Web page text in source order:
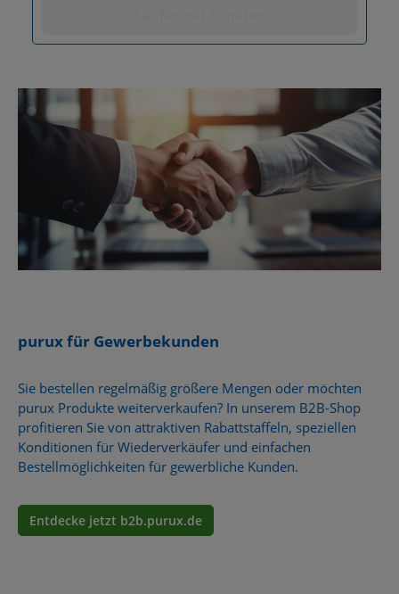
purux für Gewerbekunden
Sie bestellen regelmäßig größere Mengen oder möchten
purux Produkte weiterverkaufen? In unserem B2B-Shop
profitieren Sie von attraktiven Rabattstaffeln, speziellen
Konditionen für Wiederverkäufer und einfachen
Bestellmöglichkeiten für gewerbliche Kunden.
Entdecke jetzt b2b.purux.de